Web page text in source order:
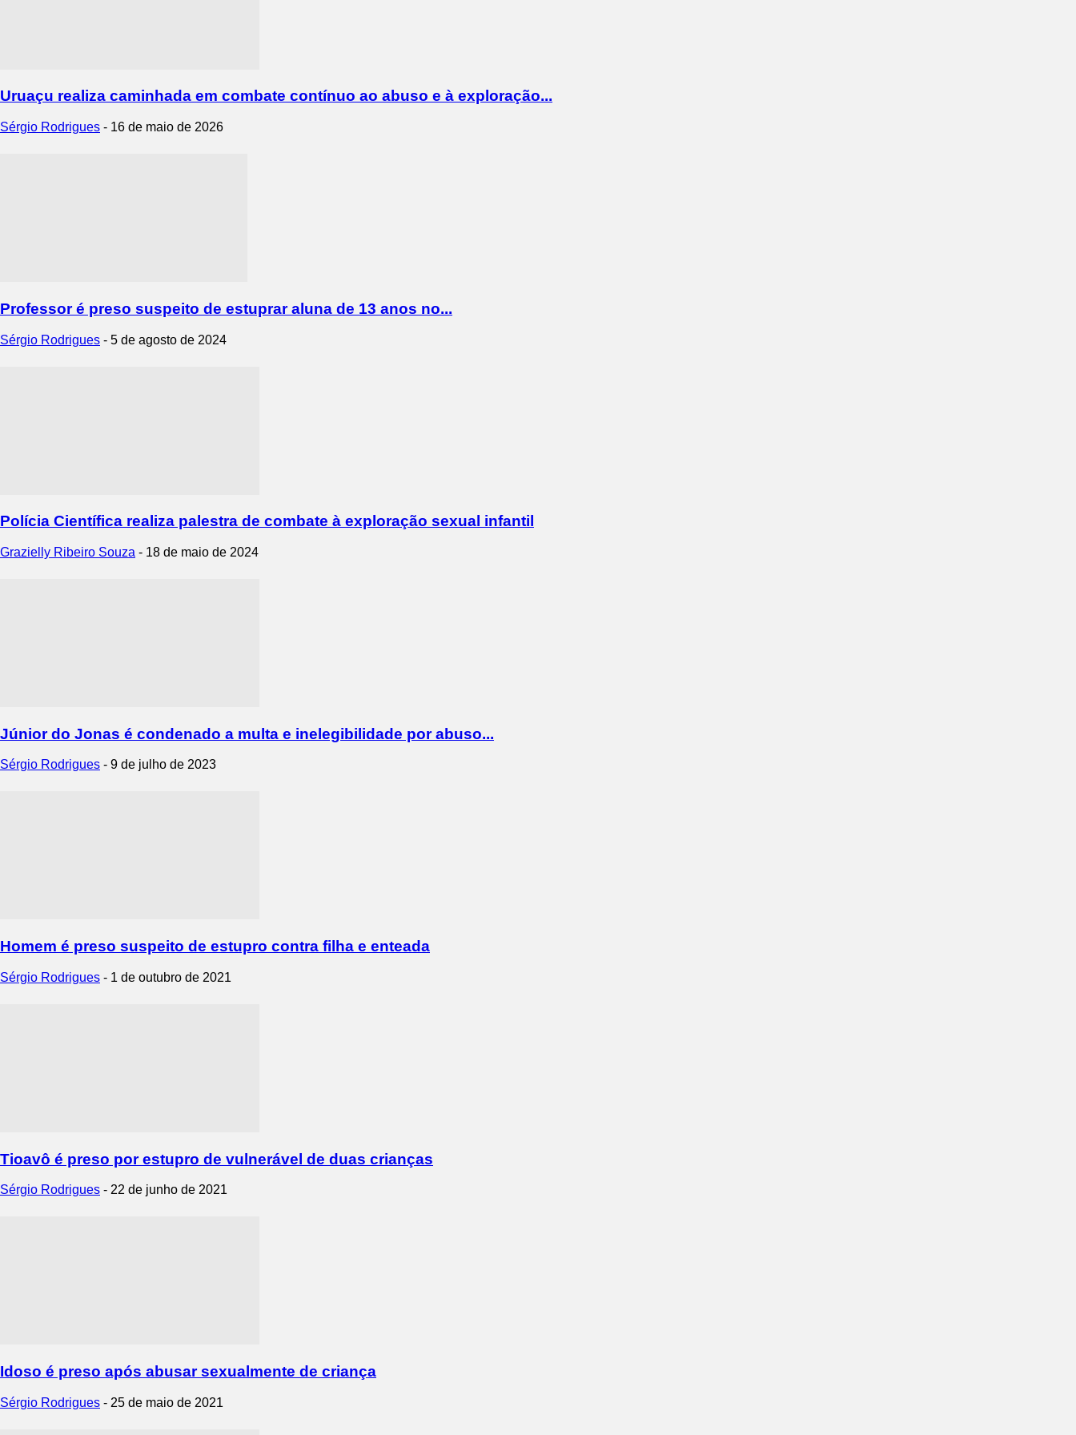
Uruaçu realiza caminhada em combate contínuo ao abuso e à exploração...
Sérgio Rodrigues - 16 de maio de 2026
Professor é preso suspeito de estuprar aluna de 13 anos no...
Sérgio Rodrigues - 5 de agosto de 2024
Polícia Científica realiza palestra de combate à exploração sexual infantil
Grazielly Ribeiro Souza - 18 de maio de 2024
Júnior do Jonas é condenado a multa e inelegibilidade por abuso...
Sérgio Rodrigues - 9 de julho de 2023
Homem é preso suspeito de estupro contra filha e enteada
Sérgio Rodrigues - 1 de outubro de 2021
Tioavô é preso por estupro de vulnerável de duas crianças
Sérgio Rodrigues - 22 de junho de 2021
Idoso é preso após abusar sexualmente de criança
Sérgio Rodrigues - 25 de maio de 2021